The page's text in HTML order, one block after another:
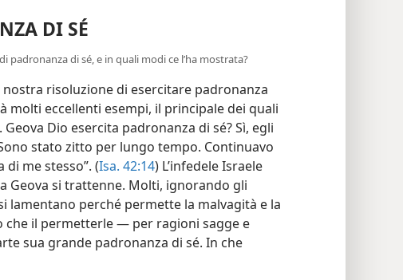
DI SÉ
padronanza di sé, e in quali modi ce l’ha mostrata?
risoluzione di esercitare padronanza
molti eccellenti esempi, il principale dei quali
Dio esercita padronanza di sé? Sì, egli
stato zitto per lungo tempo. Continuavo
me stesso”. (Isa. 42:14) L’infedele Israele
Geova si trattenne. Molti, ignorando gli
lamentano perché permette la malvagità e la
che il permetterle — per ragioni sagge e
sua grande padronanza di sé. In che